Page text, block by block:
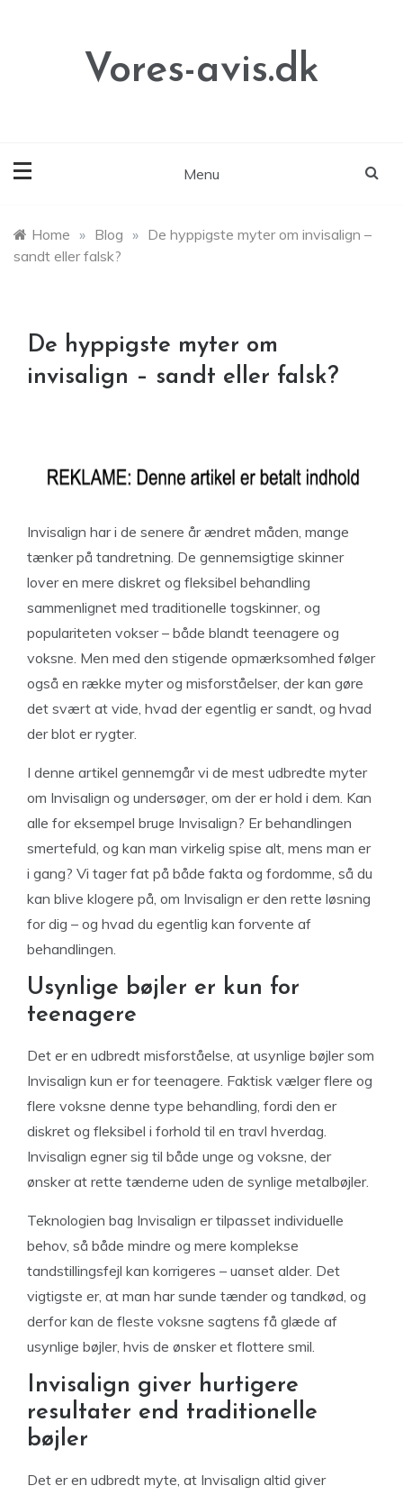
Vores-avis.dk
Menu
Home » Blog » De hyppigste myter om invisalign –
sandt eller falsk?
De hyppigste myter om
invisalign – sandt eller falsk?
Invisalign har i de senere år ændret måden, mange
tænker på tandretning. De gennemsigtige skinner
lover en mere diskret og fleksibel behandling
sammenlignet med traditionelle togskinner, og
populariteten vokser – både blandt teenagere og
voksne. Men med den stigende opmærksomhed følger
også en række myter og misforståelser, der kan gøre
det svært at vide, hvad der egentlig er sandt, og hvad
der blot er rygter.
I denne artikel gennemgår vi de mest udbredte myter
om Invisalign og undersøger, om der er hold i dem. Kan
alle for eksempel bruge Invisalign? Er behandlingen
smertefuld, og kan man virkelig spise alt, mens man er
i gang? Vi tager fat på både fakta og fordomme, så du
kan blive klogere på, om Invisalign er den rette løsning
for dig – og hvad du egentlig kan forvente af
behandlingen.
Usynlige bøjler er kun for
teenagere
Det er en udbredt misforståelse, at usynlige bøjler som
Invisalign kun er for teenagere. Faktisk vælger flere og
flere voksne denne type behandling, fordi den er
diskret og fleksibel i forhold til en travl hverdag.
Invisalign egner sig til både unge og voksne, der
ønsker at rette tænderne uden de synlige metalbøjler.
Teknologien bag Invisalign er tilpasset individuelle
behov, så både mindre og mere komplekse
tandstillingsfejl kan korrigeres – uanset alder. Det
vigtigste er, at man har sunde tænder og tandkød, og
derfor kan de fleste voksne sagtens få glæde af
usynlige bøjler, hvis de ønsker et flottere smil.
Invisalign giver hurtigere
resultater end traditionelle
bøjler
Det er en udbredt myte, at Invisalign altid giver